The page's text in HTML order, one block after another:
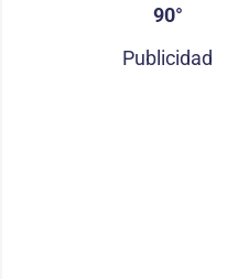
90°
Publicidad